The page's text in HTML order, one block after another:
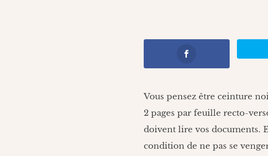
Vous pensez être ceinture
2 pages par feuille recto-
doivent lire vos documents.
condition de ne pas se